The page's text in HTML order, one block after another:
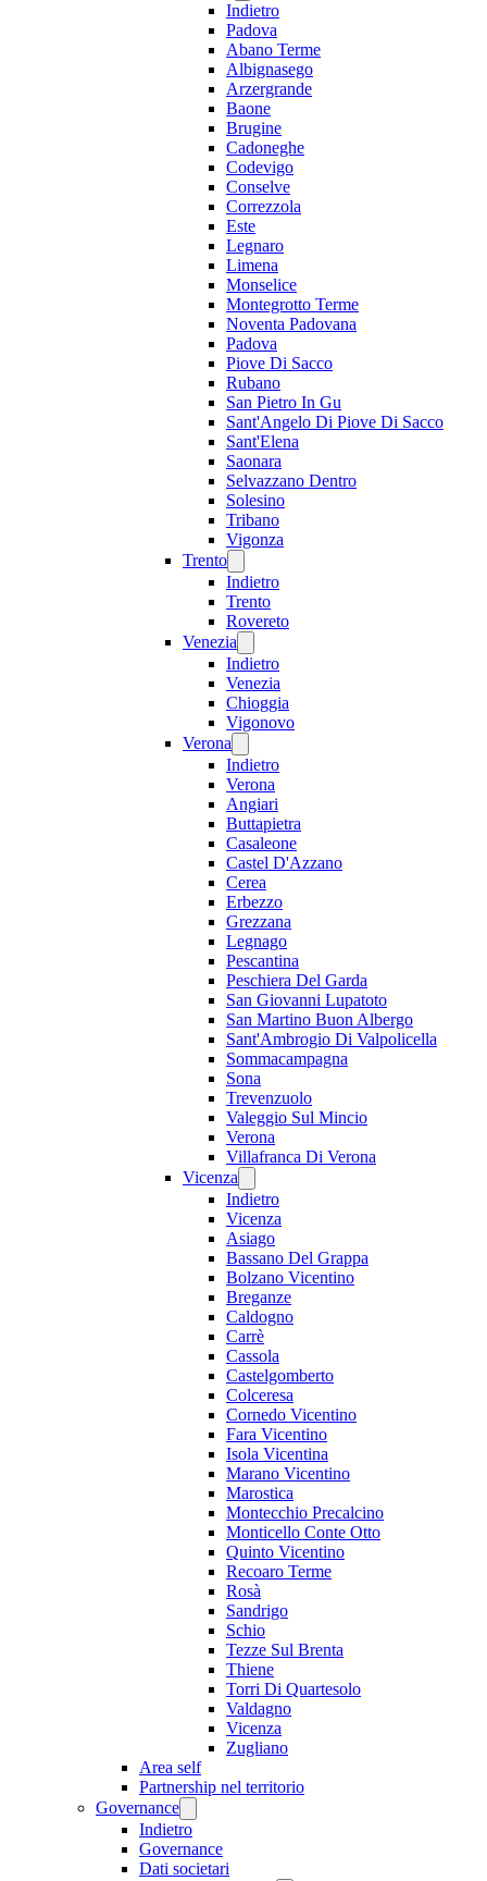
Indietro
Padova
Abano Terme
Albignasego
Arzergrande
Baone
Brugine
Cadoneghe
Codevigo
Conselve
Correzzola
Este
Legnaro
Limena
Monselice
Montegrotto Terme
Noventa Padovana
Padova
Piove Di Sacco
Rubano
San Pietro In Gu
Sant'Angelo Di Piove Di Sacco
Sant'Elena
Saonara
Selvazzano Dentro
Solesino
Tribano
Vigonza
Trento
Indietro
Trento
Rovereto
Venezia
Indietro
Venezia
Chioggia
Vigonovo
Verona
Indietro
Verona
Angiari
Buttapietra
Casaleone
Castel D'Azzano
Cerea
Erbezzo
Grezzana
Legnago
Pescantina
Peschiera Del Garda
San Giovanni Lupatoto
San Martino Buon Albergo
Sant'Ambrogio Di Valpolicella
Sommacampagna
Sona
Trevenzuolo
Valeggio Sul Mincio
Verona
Villafranca Di Verona
Vicenza
Indietro
Vicenza
Asiago
Bassano Del Grappa
Bolzano Vicentino
Breganze
Caldogno
Carrè
Cassola
Castelgomberto
Colceresa
Cornedo Vicentino
Fara Vicentino
Isola Vicentina
Marano Vicentino
Marostica
Montecchio Precalcino
Monticello Conte Otto
Quinto Vicentino
Recoaro Terme
Rosà
Sandrigo
Schio
Tezze Sul Brenta
Thiene
Torri Di Quartesolo
Valdagno
Vicenza
Zugliano
Area self
Partnership nel territorio
Governance
Indietro
Governance
Dati societari